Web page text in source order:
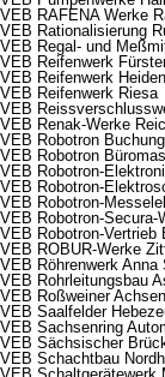
VEB RAFENA Werke
VEB Rationalisierung
VEB Regal- und
VEB Reifenwerk
VEB Reifenwerk
VEB Reifenwerk Riesa
VEB
VEB Renak-Werke
VEB Robotron
VEB Robotron
VEB Robotron-
VEB Robotron-
VEB Robotron-
VEB Robotron-Secura-
VEB Robotron-Vertrieb
VEB ROBUR-Werke
VEB Röhrenwerk Anna
VEB Rohrleitungsbau
VEB Roßweiner
VEB Saalfelder
VEB Sachsenring
VEB Sächsischer
VEB Schachtbau